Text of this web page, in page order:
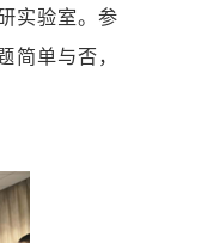
实验室。参
简单与否，